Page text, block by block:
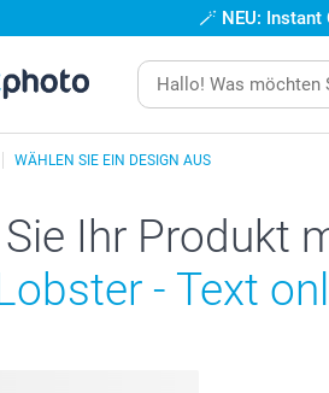
🪄 NEU:
WÄHLEN SIE EIN DESIGN AUS
Ihr Produkt
- Text